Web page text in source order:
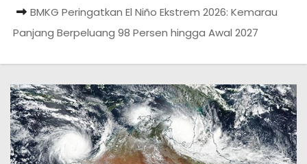
BMKG Peringatkan El Niño Ekstrem 2026: Kemarau
Panjang Berpeluang 98 Persen hingga Awal 2027